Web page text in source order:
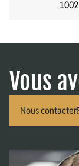
Vous
Nous contacter